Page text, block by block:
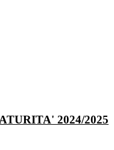
2024/2025